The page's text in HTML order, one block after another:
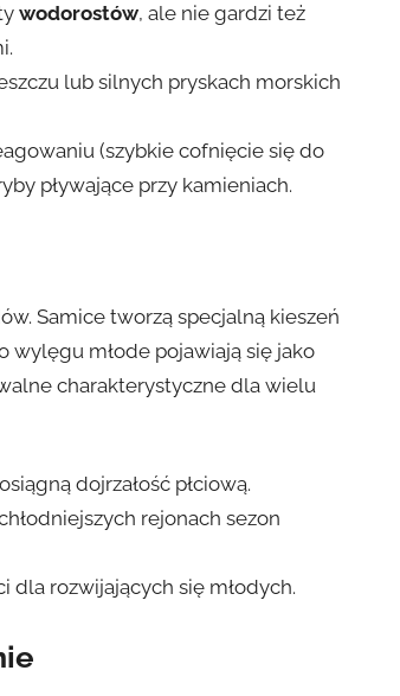
wodorostów, ale nie gardzi też
lub silnych pryskach morskich
(szybkie cofnięcie się do
pływające przy kamieniach.
Samice tworzą specjalną kieszeń
wylęgu młode pojawiają się jako
charakterystyczne dla wielu
dojrzałość płciową.
rejonach sezon
dla rozwijających się młodych.